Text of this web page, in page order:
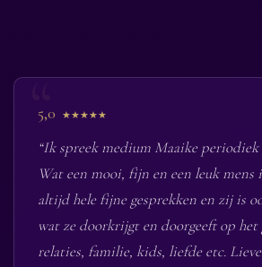
5,0 ★★★★★
“Ik spreek medium Maaike periodiek
Wat een mooi, fijn en een leuk mens
altijd hele fijne gesprekken en zij is
wat ze doorkrijgt en doorgeeft op het
relaties, familie, kids, liefde etc.